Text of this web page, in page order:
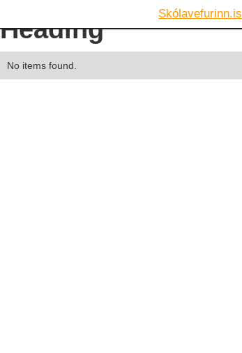
Skólavefurinn.is
Heading
No items found.